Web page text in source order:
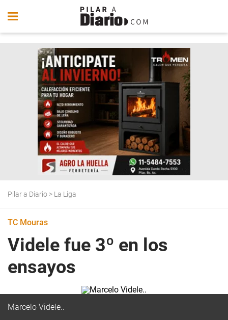
Pilar a Diario > La Liga
TC Mouras
Videle fue 3º en los
ensayos
Marcelo Videle..